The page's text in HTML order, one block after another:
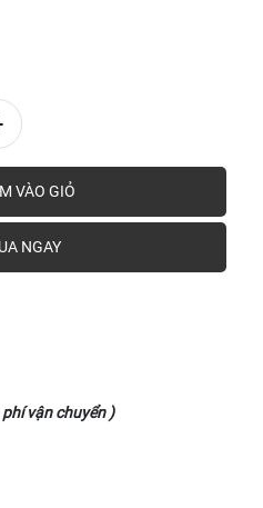
VÀO GIỎ
NGAY
vận chuyển )